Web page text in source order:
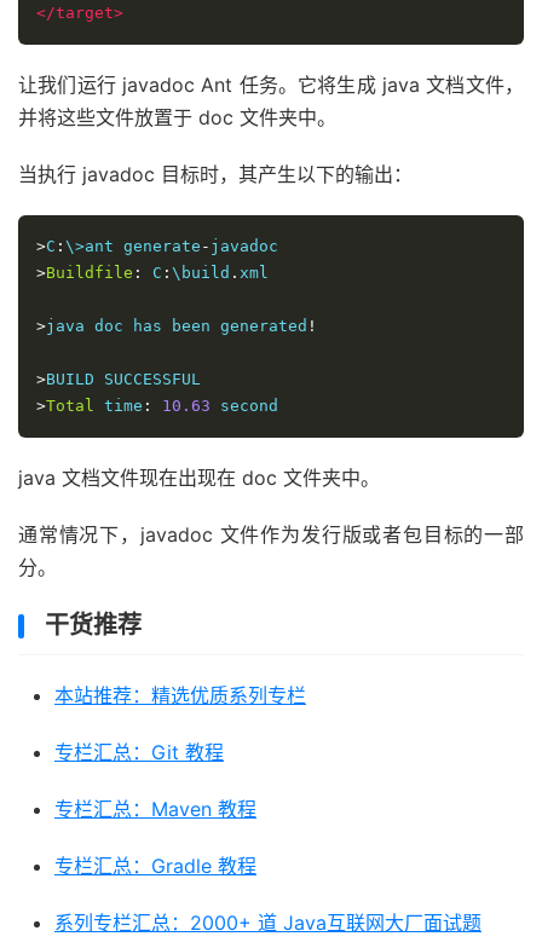
</target>
让我们运行 javadoc Ant 任务。它将生成 java 文档文件，
并将这些文件放置于 doc 文件夹中。
当执行 javadoc 目标时，其产生以下的输出：
>C : \>ant generate -
>Buildfile : C : \build . xml
>java doc has been generated !
>
>Total time : 10.63 second
java 文档文件现在出现在 doc 文件夹中。
通常情况下，javadoc 文件作为发行版或者包目标的一部
分。
干货推荐
本站推荐：精选优质系列专栏
专栏汇总：Git 教程
专栏汇总：Maven 教程
专栏汇总：Gradle 教程
系列专栏汇总：2000+ 道 Java互联网大厂面试题